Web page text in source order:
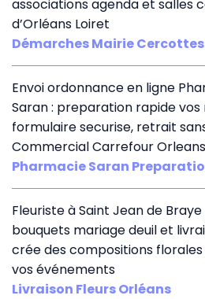
associations agenda et salles
d’Orléans Loiret
Démarches Mairie Cercottes
Envoi ordonnance en ligne
Saran : preparation rapide
formulaire securise, retrait
Commercial Carrefour Orleans
Pharmacie Saran
Fleuriste à Saint Jean de
bouquets mariage deuil et
crée des compositions
vos événements
Livraison Fleurs Orléans